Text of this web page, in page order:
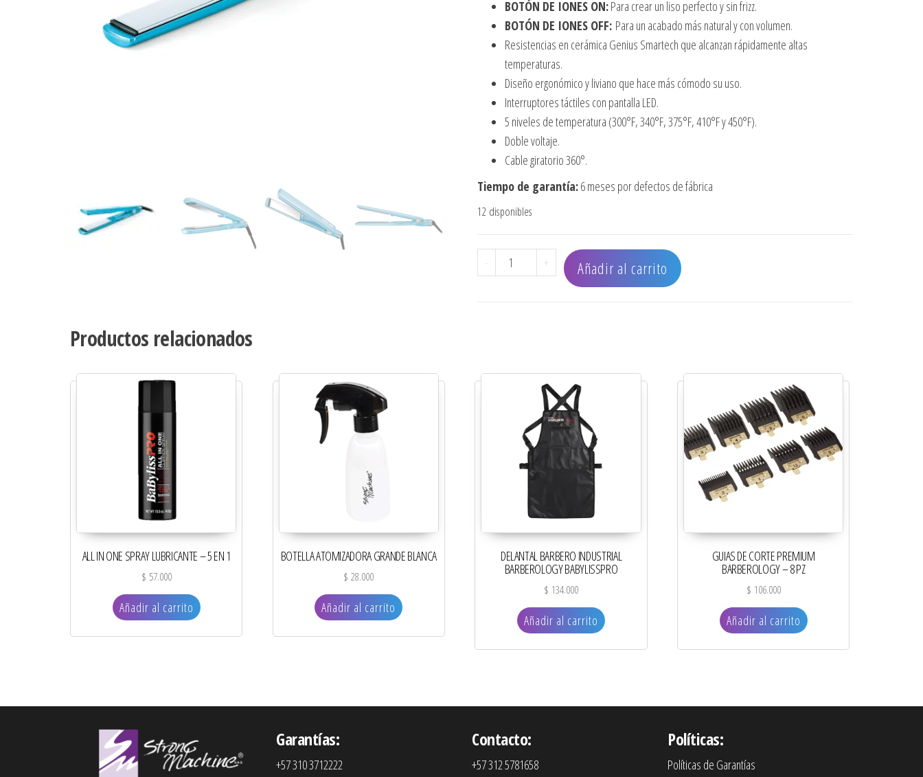
BOTÓN DE IONES ON:Para crear un liso perfecto y sin frizz.
BOTÓN DE IONES OFF: Para un acabado más natural y con volumen.
Resistencias en cerámica Genius Smartech que alcanzan rápidamente altas
temperaturas.
Diseño ergonómico y liviano que hace más cómodo su uso.
Interruptores táctiles con pantalla LED.
5 niveles de temperatura (300°F, 340°F, 375°F, 410°F y 450°F).
Doble voltaje.
Cable giratorio 360°.
Tiempo de garantía:6 meses por defectos de fábrica
12 disponibles
- PLANCHA BABYLISSPRO DIGITAL DUAL IONIC 1 1/4" cantidad
+ Añadir al carrito
Productos relacionados
ALL IN ONE SPRAY LUBRICANTE – 5 EN 1
$ 57.000
Añadir al carrito
BOTELLA ATOMIZADORA GRANDE BLANCA
$ 28.000
Añadir al carrito
DELANTAL BARBERO INDUSTRIAL
BARBEROLOGY BABYLISSPRO
$ 134.000
Añadir al carrito
GUIAS DE CORTE PREMIUM
BARBEROLOGY – 8 PZ
$ 106.000
Añadir al carrito
Garantías:
+57 310 3712222
Contacto:
+57 312 5781658
Políticas:
Políticas de Garantías